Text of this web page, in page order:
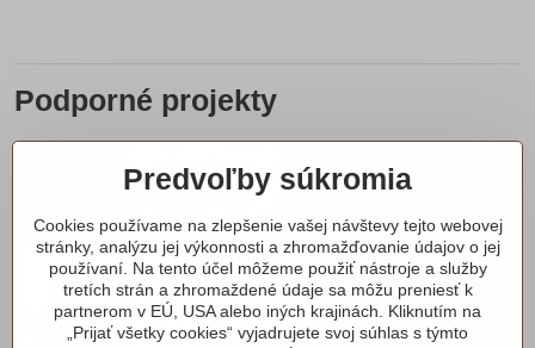
Podporné projekty
Predvoľby súkromia
Cookies používame na zlepšenie vašej návštevy tejto webovej
stránky, analýzu jej výkonnosti a zhromažďovanie údajov o jej
používaní. Na tento účel môžeme použiť nástroje a služby
tretích strán a zhromaždené údaje sa môžu preniesť k
partnerom v EÚ, USA alebo iných krajinách. Kliknutím na
„Prijať všetky cookies“ vyjadrujete svoj súhlas s týmto